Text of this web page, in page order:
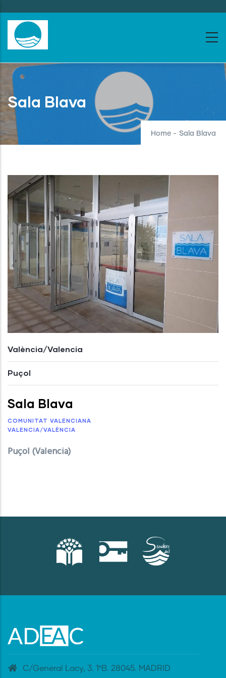
to
main
content
Sala Blava
Home - Sala Blava
València/Valencia
Puçol
Sala Blava
COMUNITAT VALENCIANA
VALENCIA/VALÈNCIA
Puçol (Valencia)
C/General Lacy, 3. 1ºB. 28045. MADRID